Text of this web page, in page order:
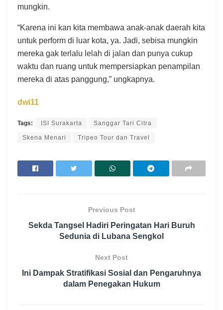
mungkin.
“Karena ini kan kita membawa anak-anak daerah kita
untuk perform di luar kota, ya. Jadi, sebisa mungkin
mereka gak terlalu lelah di jalan dan punya cukup
waktu dan ruang untuk mempersiapkan penampilan
mereka di atas panggung,” ungkapnya.
dwi11
Tags: ISI Surakarta Sanggar Tari Citra
Skena Menari Tripeo Tour dan Travel
Previous Post
Sekda Tangsel Hadiri Peringatan Hari Buruh
Sedunia di Lubana Sengkol
Next Post
Ini Dampak Stratifikasi Sosial dan Pengaruhnya
dalam Penegakan Hukum